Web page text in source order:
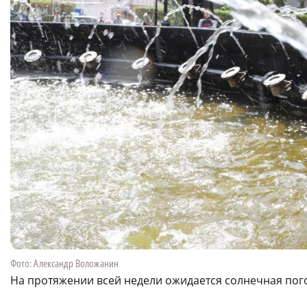
Фото: Александр Воложанин
На протяжении всей недели ожидается солнечная